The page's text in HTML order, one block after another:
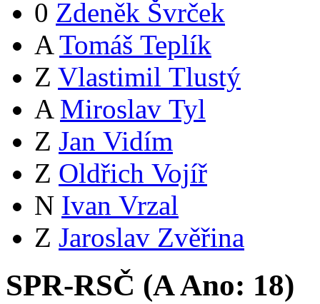
0 Zdeněk Švrček
A Tomáš Teplík
Z Vlastimil Tlustý
A Miroslav Tyl
Z Jan Vidím
Z Oldřich Vojíř
N Ivan Vrzal
Z Jaroslav Zvěřina
SPR-RSČ (AAno: 18)